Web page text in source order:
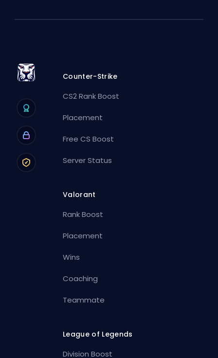
Counter-Strike
CS2 Rank Boost
Placement
Free CS Boost
Server Status
Valorant
Rank Boost
Placement
Wins
Coaching
Teammate
League of Legends
Division Boost